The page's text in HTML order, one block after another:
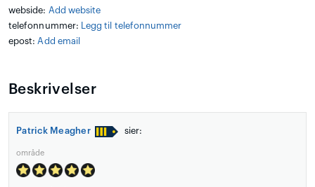
webside: Add website
telefonnummer:
Legg til telefonnummer
epost: Add email
Beskrivelser
Patrick Meagher sier:
område